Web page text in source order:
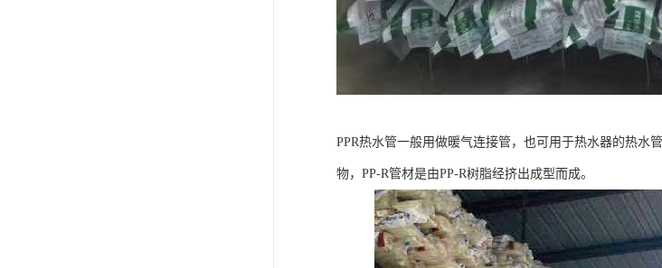
PPR热水管一般用做暖气连接管，也可用于热水器的热水
物，PP-R管材是由PP-R树脂经挤出成型而成。